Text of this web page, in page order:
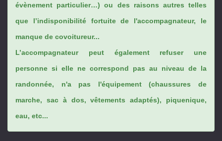
évènement particulier…) ou des raisons autres telles
que l’indisponibilité fortuite de l'accompagnateur, le
manque de covoitureur...
L’accompagnateur peut également refuser une
personne si elle ne correspond pas au niveau de la
randonnée, n'a pas l'équipement (chaussures de
marche, sac à dos, vêtements adaptés), piquenique,
eau, etc...